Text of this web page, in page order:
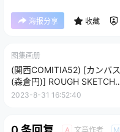
海报分享 收藏
图集画册
(関西COMITIA52) [カンバス
(森倉円)] ROUGH SKETCH
GIRLS
2023-8-31 16:52:40
A 文章作者 M